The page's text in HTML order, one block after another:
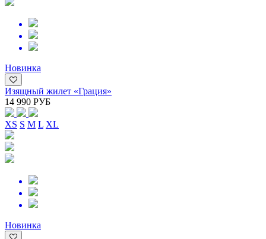
Новинка
Изящный жилет «Грация»
14 990 РУБ
XS S M L XL
Новинка